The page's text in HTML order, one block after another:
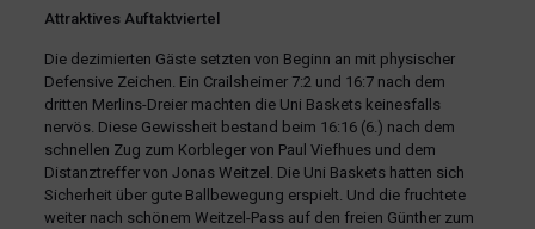
Attraktives Auftaktviertel
Die dezimierten Gäste setzten von Beginn an mit physischer
Defensive Zeichen. Ein Crailsheimer 7:2 und 16:7 nach dem
dritten Merlins-Dreier machten die Uni Baskets keinesfalls
nervös. Diese Gewissheit bestand beim 16:16 (6.) nach dem
schnellen Zug zum Korbleger von Paul Viefhues und dem
Distanztreffer von Jonas Weitzel. Die Uni Baskets hatten sich
Sicherheit über gute Ballbewegung erspielt. Und die fruchtete
weiter nach schönem Weitzel-Pass auf den freien Günther zum